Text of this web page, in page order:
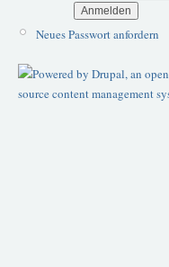
Neues Passwort anfordern